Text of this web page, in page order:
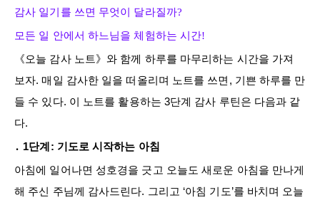
감사 일기를 쓰면 무엇이 달라질까?
모든 일 안에서 하느님을 체험하는 시간!
《오늘 감사 노트》와 함께 하루를 마무리하는 시간을 가져
보자. 매일 감사한 일을 떠올리며 노트를 쓰면, 기쁜 하루를 만
들 수 있다. 이 노트를 활용하는 3단계 감사 루틴은 다음과 같
다.
․ 1단계: 기도로 시작하는 아침
아침에 일어나면 성호경을 긋고 오늘도 새로운 아침을 만나게
해 주신 주님께 감사드린다. 그리고 ‘아침 기도’를 바치며 오늘